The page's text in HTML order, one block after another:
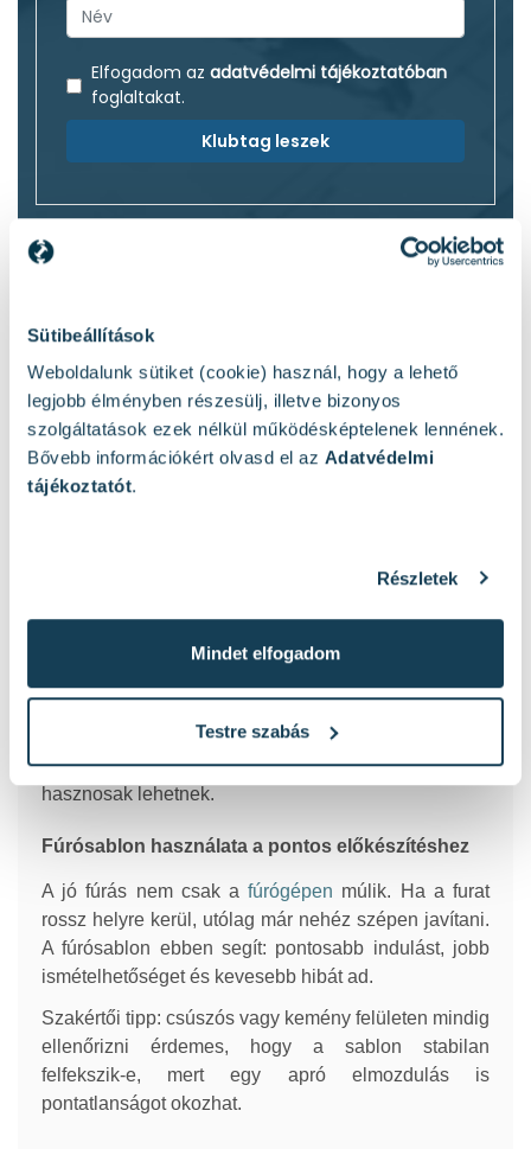
Sütibeállítások
Weboldalunk sütiket (cookie) használ, hogy a lehető
legjobb élményben részesülj, illetve bizonyos
szolgáltatások ezek nélkül működésképtelenek lennének.
Bővebb információkért olvasd el az Adatvédelmi
tájékoztatót.
Részletek
Mindet elfogadom
Testre szabás
Elfogadom az adatvédelmi tájékoztatóban
foglaltakat.
Klubtag leszek
stabilabb, precízebb munkavégzésben. Jelöléshez,
megoldás.
Mire jó a fúrósablon?
A fúrósablon a pontos előkészítés egyik
csökkenti a félrefúrás esélyét. Különösen jól jön
megoldások is. Egyes típusok sík felületen, mások
csövön, sarokban, csempén vagy kerámialapon is
hasznosak lehetnek.
Fúrósablon használata a pontos előkészítéshez
A jó fúrás nem csak afúrógépen múlik. Ha a furat
rossz helyre kerül, utólag már nehéz szépen javítani.
A fúrósablon ebben segít: pontosabb indulást, jobb
ismételhetőséget és kevesebb hibát ad.
Szakértői tipp: csúszós vagy kemény felületen mindig
ellenőrizni érdemes, hogy a sablon stabilan
felfekszik-e, mert egy apró elmozdulás is
pontatlanságot okozhat.